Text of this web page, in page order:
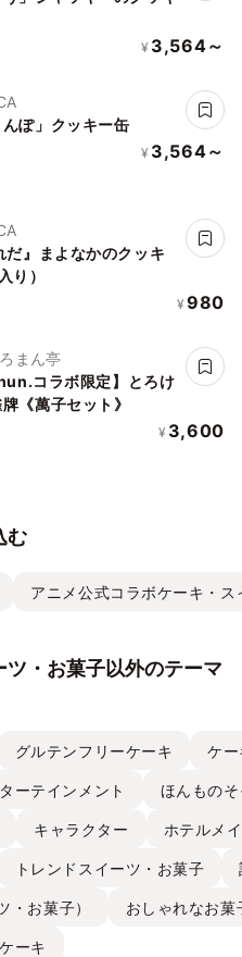
¥ 3,564～
んぽ」クッキー缶
¥ 3,564～
だ』まよなかのクッキ
り）
¥ 980
まん亭
コラボ限定】とろけ
《萬子セット》
¥ 3,600
む
アニメ公式コラボケーキ・ス
・お菓子以外のテーマ
グルテンフリーケーキ ケ
ーテインメント ほんもの
キャラクター ホテルメ
トレンドスイーツ・お菓子
・お菓子） おしゃれなお菓
ーキ